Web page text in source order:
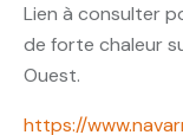
Lien à consulter
de forte chaleur
Ouest.
https://